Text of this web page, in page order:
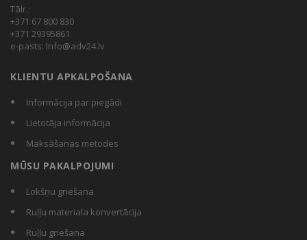
Tālr.:
+371 67 800 830
+371 29395861
e-pasts: Info@adv24.lv
KLIENTU APKALPOŠANA
Informācija par piegādi
Lietotāja informācija
Maksāšanas metodes
MŪSU PAKALPOJUMI
Lokšņu griešana
Ruļļu materiala konvertācija
Ruļļu griešana